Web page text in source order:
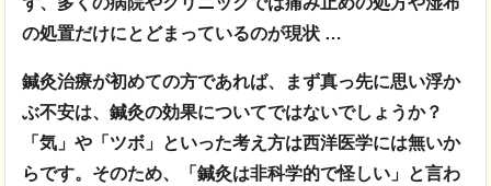
の処置だけにとどまっているのが現状 …
鍼灸治療が初めての方であれば、まず真っ先に思い浮か
ぶ不安は、鍼灸の効果についてではないでしょうか？
「気」や「ツボ」といった考え方は西洋医学には無いか
らです。そのため、「鍼灸は非科学的で怪しい」と言わ